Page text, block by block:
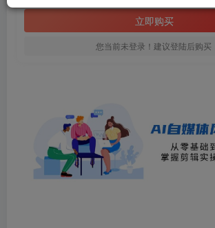
立即购买
您当前未登录！建议登陆后购买